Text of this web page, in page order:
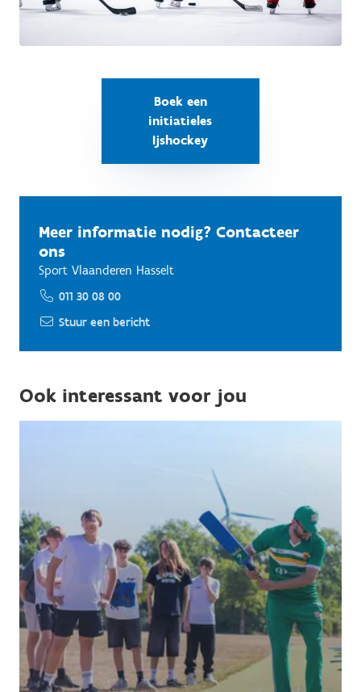
Boek een
initiatieles
Ijshockey
Meer informatie nodig? Contacteer
ons
Sport Vlaanderen Hasselt
011 30 08 00
Stuur een bericht
Ook interessant voor jou